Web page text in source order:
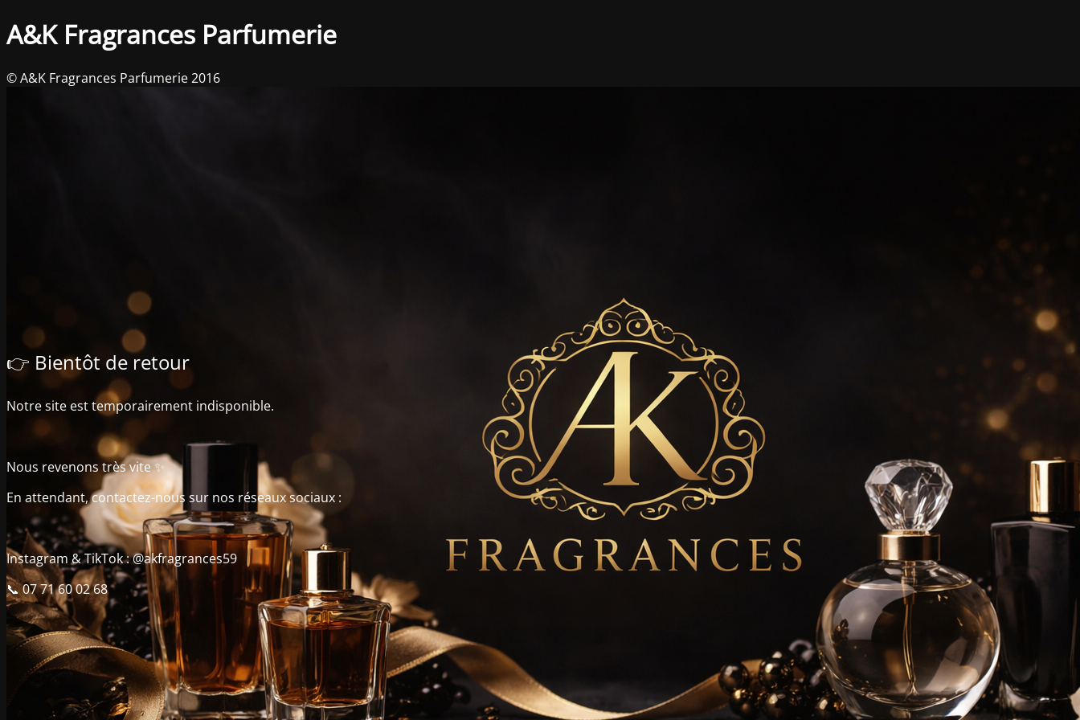
A&K Fragrances Parfumerie
👉 Bientôt de retour
Notre site est temporairement indisponible.
Nous revenons très vite ✨
En attendant, contactez-nous sur nos réseaux sociaux :
Instagram & TikTok : @akfragrances59
📞 07 71 60 02 68
© A&K Fragrances Parfumerie 2016